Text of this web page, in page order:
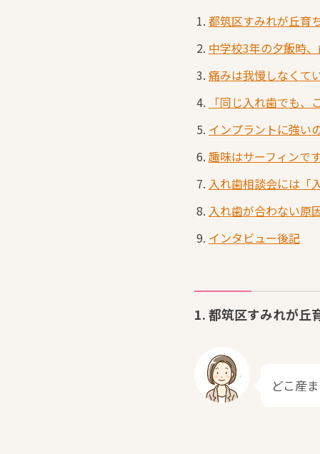
都筑区すみれが丘育
中学校3年の夕飯時
痛みは我慢しなくて
「同じ入れ歯でも
インプラントに強い
趣味はサーフィンで
入れ歯相談会には「
入れ歯が合わない
インタビュー後記
1. 都筑区すみれが丘
どこ産